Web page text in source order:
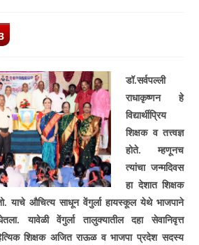
डॉ.सर्वपल्ली
राधाकृष्णन हे
विद्यार्थीप्रिय
शिक्षक व तत्त्वज्ञ
होते. म्हणूनच
त्यांचा जन्मदिवस
हा देशात शिक्षक
याचे औचित्य साधून वेंगुर्ला हायस्कूल येथे भाजपाने
यावेळी वेंगुर्ला तालुक्यातील दहा सेवानिवृत्त
शिक्षक अजित राऊळ व भाजपा प्रदेश सदस्य